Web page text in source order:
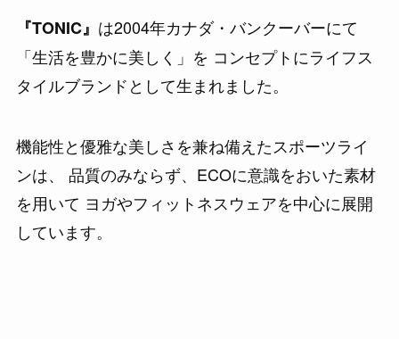
『TONIC』 は2004年カナダ・バンクーバーにて
「生活を豊かに美しく」を コンセプトにライフス
タイルブランドとして生まれました。
機能性と優雅な美しさを兼ね備えたスポーツライ
ンは、 品質のみならず、ECOに意識をおいた素材
を用いて ヨガやフィットネスウェアを中心に展開
しています。